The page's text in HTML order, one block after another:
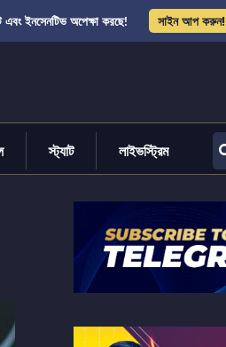
ইনসেনটিভ অপেক্ষা করছে! সাইন আপ করুন!
স্ট্যাট লাইভস্ট্রিম